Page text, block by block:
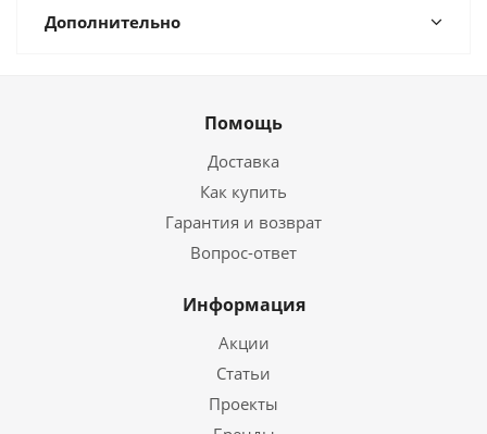
Дополнительно
Помощь
Доставка
Как купить
Гарантия и возврат
Вопрос-ответ
Информация
Акции
Статьи
Проекты